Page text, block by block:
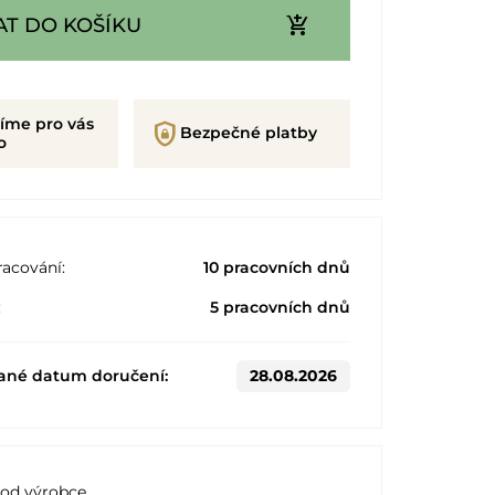
DO KOŠÍKU add_shopping_cart
pro vás
shield_lock Bezpečné platby
10 pracovních dnů
5 pracovních dnů
datum doručení: 28.08.2026